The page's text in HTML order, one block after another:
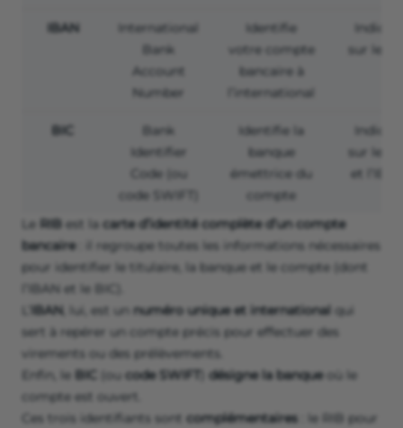
IBAN
International
Bank
Account
Number
Identifie
votre compte
bancaire à
l’international
Indiqué
sur le
BIC
Bank
Identifier
Code (ou
code SWIFT)
Identifie la
banque
émettrice du
compte
Indiqué
sur le
et
Le RIB est la carte d’identité complète d’un compte
bancaire: il regroupe toutes les informations nécessaires
pour identifier le titulaire, la banque et le compte (dont
l’IBAN et le BIC).
IBAN , lui, est un numéro unique et international qui
sert à repérer un compte précis pour effectuer des
virements ou des prélèvements.
Enfin, le BIC (ou code SWIFT désigne la banqueoù le
compte est ouvert.
Ces trois identifiants sont complémentaires : le RIB pour